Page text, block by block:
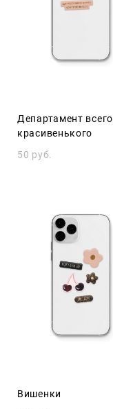
Департамент всего
красивенького
50 pуб.
Вишенки